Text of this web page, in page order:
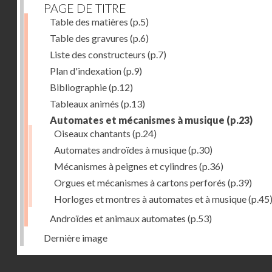
PAGE DE TITRE
Table des matières (p.5)
Table des gravures (p.6)
Liste des constructeurs (p.7)
Plan d'indexation(p.9)
Bibliographie(p.12)
Tableaux animés (p.13)
Automates et mécanismes à musique (p.23)
Oiseaux chantants (p.24)
Automates androïdes à musique(p.30)
Mécanismes à peignes et cylindres (p.36)
Orgues et mécanismes à cartons perforés (p.39)
Horloges et montres à automates et à musique(p.45)
Androïdes et animaux automates (p.53)
Dernière image